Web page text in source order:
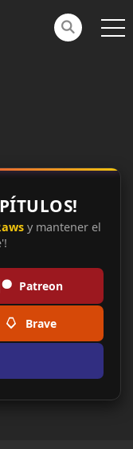
y mantener el
Patreon
Brave